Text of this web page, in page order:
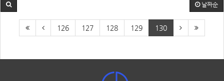
날짜순
126 127 128 129 130